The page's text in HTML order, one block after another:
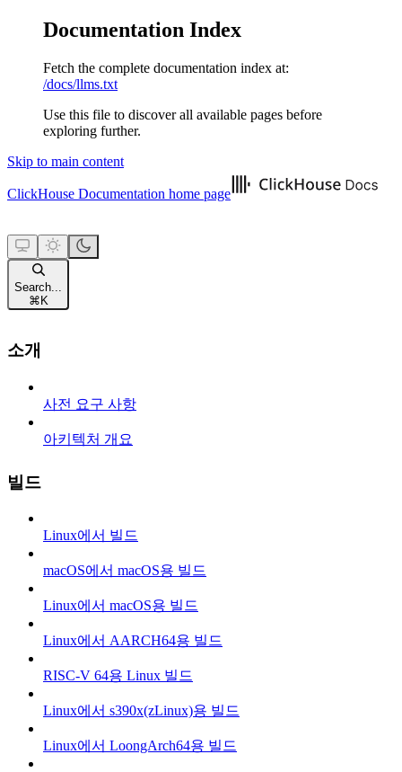
Documentation Index
Fetch the complete documentation index at:
/docs/llms.txt
Use this file to discover all available pages before
exploring further.
Skip to main content
ClickHouse Documentation home page
Search...
⌘ K
소개
사전 요구 사항
아키텍처 개요
빌드
Linux에서 빌드
macOS에서 macOS용 빌드
Linux에서 macOS용 빌드
Linux에서 AARCH64용 빌드
RISC-V 64용 Linux 빌드
Linux에서 s390x(zLinux)용 빌드
Linux에서 LoongArch64용 빌드